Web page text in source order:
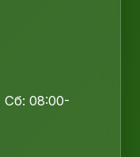
Сб: 08:00-